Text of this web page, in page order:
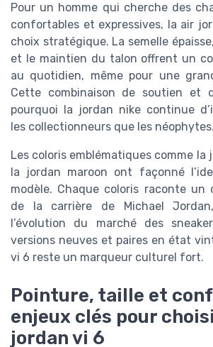
Pour un homme qui cherche des
confortables et expressives, la air
choix stratégique. La semelle
et le maintien du talon offrent un
au quotidien, même pour une
Cette combinaison de soutien et
pourquoi la jordan nike continue
les collectionneurs que les néophytes.
Les coloris emblématiques comme la
la jordan maroon ont façonné
modèle. Chaque coloris raconte un
de la carrière de Michael
l’évolution du marché des
versions neuves et paires en état
vi 6 reste un marqueur culturel fort.
Pointure, taille et
enjeux clés pour
jordan vi 6